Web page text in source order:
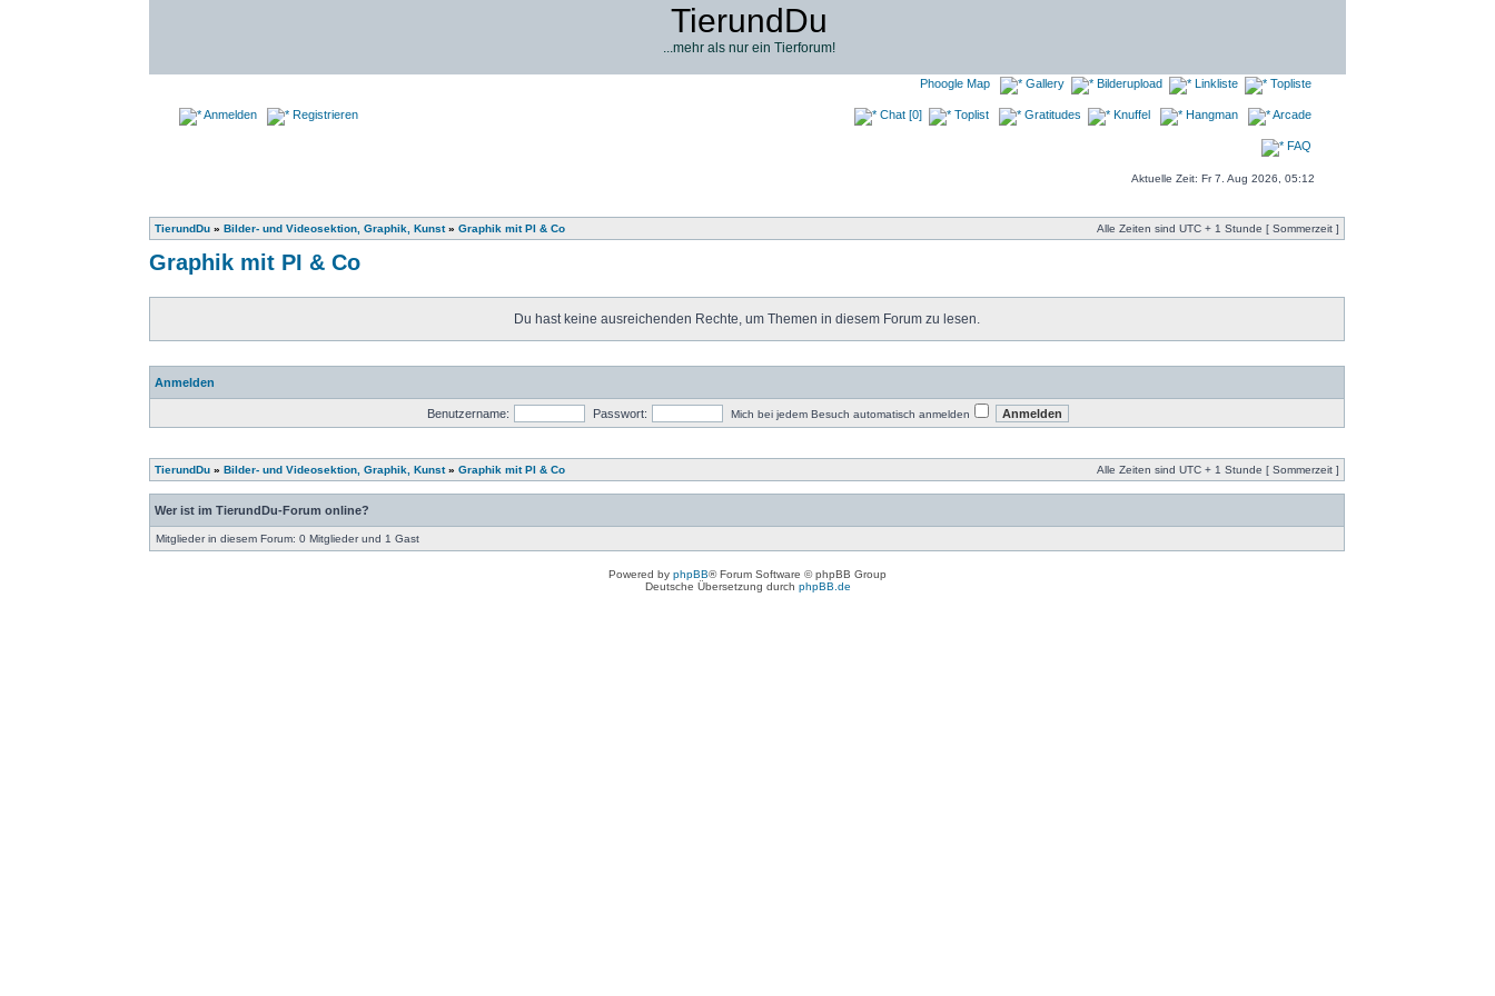
TierundDu
...mehr als nur ein Tierforum!
Anmelden Registrieren
Phoogle Map Gallery Bilderupload Linkliste Topliste
Chat [0] Toplist Gratitudes Knuffel Hangman Arcade
FAQ
Aktuelle Zeit: Fr 7. Aug 2026, 05:12
TierundDu »Bilder- und Videosektion, Graphik, Kunst»Graphik mit PI & Co Alle Zeiten sind UTC + 1 Stunde [ Sommerzeit ]
Graphik mit PI & Co
Du hast keine ausreichenden Rechte, um Themen in diesem Forum zu lesen.
Anmelden
Benutzername: Passwort: Mich bei jedem Besuch automatisch anmelden
TierundDu »Bilder- und Videosektion, Graphik, Kunst»Graphik mit PI & Co Alle Zeiten sind UTC + 1 Stunde [ Sommerzeit ]
Wer ist im TierundDu-Forum online?
Mitglieder in diesem Forum: 0 Mitglieder und 1 Gast
Powered by phpBB® Forum Software © phpBB Group
Deutsche Übersetzung durch phpBB.de